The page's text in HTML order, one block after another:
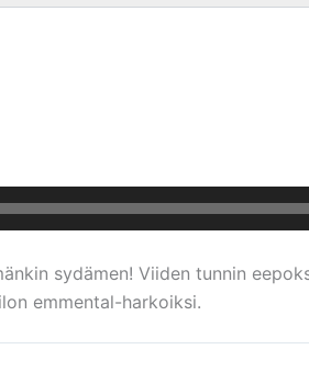
sydämen! Viiden tunnin
emmental-harkoiksi.